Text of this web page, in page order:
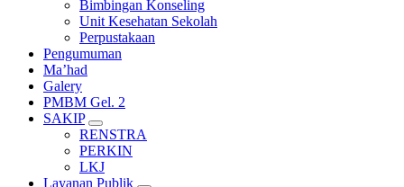
Bimbingan Konseling
Unit Kesehatan Sekolah
Perpustakaan
Pengumuman
Ma’had
Galery
PMBM Gel. 2
SAKIP
RENSTRA
PERKIN
LKJ
Layanan Publik